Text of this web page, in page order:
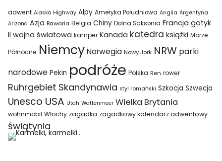
adwent Alaska Highway Alpy Ameryka Południowa Anglia Argentyna
Arizona Azja Bawaria Belgia Chiny Dolna Saksonia Francja gotyk
II wojna światowa kamper Kanada katedra książki Morze
Północne Niemcy Norwegia Nowy Jork NRW parki
narodowe Pekin podróże Polska Ren rower
Ruhrgebiet Skandynawia styl romański Szkocja Szwecja
Unesco USA Utah Wattenmeer Wielka Brytania
wohnmobil Włochy zagadka zagadkowy kalendarz adwentowy
świątynia